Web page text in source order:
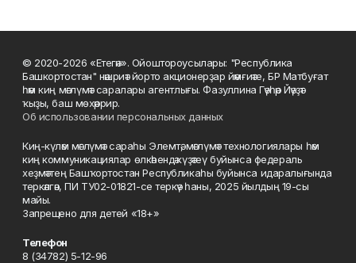
© 2020-2026 «Етегән». Ойоштороусылары: "Республика
Башкортостан" нәшриәт йорто акционерҙар йәмғиәте, БР Матбуғат
һәм киң мәғлүмәт саралары агентлығы. Фазуллина Гәүһәр Йәүҙәт
ҡыҙы, баш мөхәррир.
Об использовании персональных данных
Киң-күләм мәғлүмәт сараһы Элемтә, мәғлүмәт технологиялары һәм
киң коммуникациялар өлкәһендә күҙәтеү буйынса федераль
хеҙмәттең Башҡортостан Республикаһы буйынса идаралығында
теркәлгән, ПИ ТУ02-01821-се теркәү һаны, 2025 йылдың 19-сы
майы.
Запрещено для детей «18+»
Телефон
8 (34782) 5-12-96